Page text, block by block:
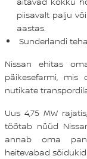
piisavalt palju
aastas.
Sunderlandi
Nissan ehitas
päikesefarmi, mis
nutikate
Uus 4,75 MW
töötab nüüd
annab oma
heitevabad